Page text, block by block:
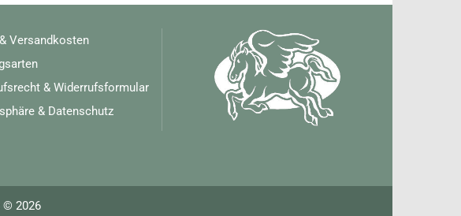
Versandkosten
& Widerrufsformular
& Datenschutz
© 2026